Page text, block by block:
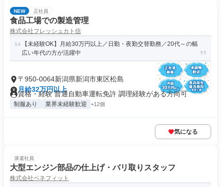
NEW 正社員
食品工場での製造管理
株式会社フレッシュカト信
【未経験OK】月給30万円以上／日勤・夜勤交替勤務／20代～の幅
広い年代の方が活躍中
〒950-0064新潟県新潟市東区松島
月給32万円以上
資格・経験 普通自動車運転免許 調理経験がある方尚可
制服あり 業界未経験歓迎 +12個
気になる
派遣社員
大型エンジン部品の仕上げ・バリ取りスタッフ
株式会社ベネフィット